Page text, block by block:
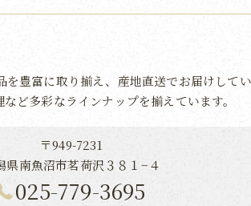
豊富に取り揃え、産地直送でお届けして
ど多彩なラインナップを揃えています。
〒949-7231
県南魚沼市茗荷沢３８１−４
025-779-3695